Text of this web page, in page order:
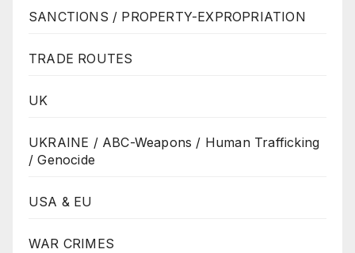
SANCTIONS / PROPERTY-EXPROPRIATION
TRADE ROUTES
UK
UKRAINE / ABC-Weapons / Human Trafficking
/ Genocide
USA & EU
WAR CRIMES